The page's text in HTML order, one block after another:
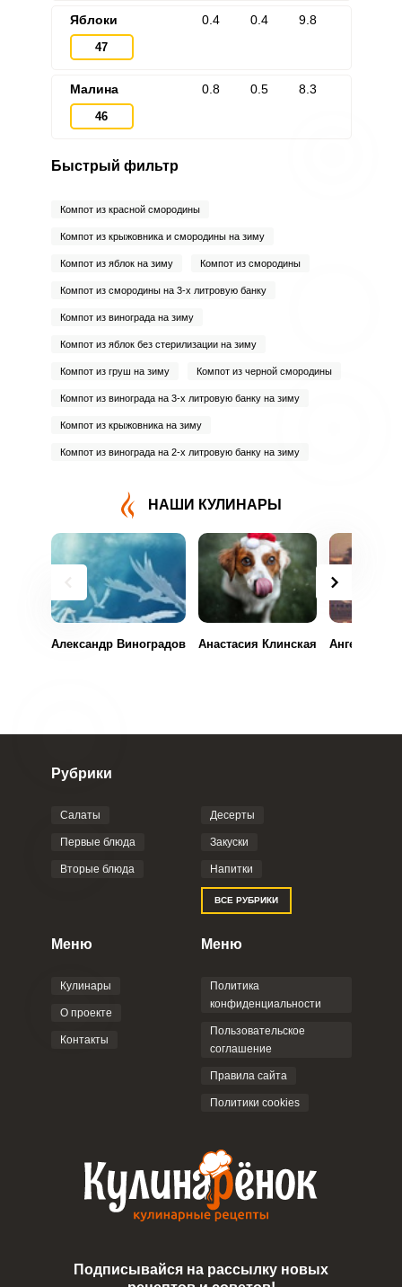
Яблоки
47
0.4 0.4 9.8
Малина
46
0.8 0.5 8.3
Быстрый фильтр
Компот из красной смородины
Компот из крыжовника и смородины на зиму
Компот из яблок на зиму Компот из смородины
Компот из смородины на 3-х литровую банку
Компот из винограда на зиму
Компот из яблок без стерилизации на зиму
Компот из груш на зиму Компот из черной смородины
Компот из винограда на 3-х литровую банку на зиму
Компот из крыжовника на зиму
Компот из винограда на 2-х литровую банку на зиму
НАШИ КУЛИНАРЫ
Александр Виноградов Анастасия Клинская Ангелина
Рубрики
Салаты
Первые блюда
Вторые блюда
Десерты
Закуски
Напитки
ВСЕ РУБРИКИ
Меню
Кулинары
О проекте
Контакты
Меню
Политика
конфиденциальности
Пользовательское
соглашение
Правила сайта
Политики cookies
Подписывайся на рассылку новых